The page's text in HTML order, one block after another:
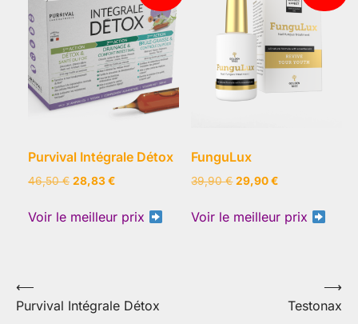
Purvival Intégrale Détox
46,50€ Le
initial
28,83€Le
actuel
est :
Voir le meilleur prix
FunguLux
39,90€ Le
initial
29,90€Le
actuel
est :
Voir le meilleur prix
Navigation
de
⟵
Purvival Intégrale Détox
Testonax
⟶